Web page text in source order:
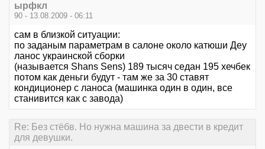
ырфкл
90 - 13.08.2009 - 06:11
сам в близкой ситуации:
по заданым параметрам в салоне около катюши Деу
ланос украинской сборки
(называется Shans Sens) 189 тысяч седан 195 хечбек
потом как деньги будут - там же за 30 ставят
кондиционер с ланоса (машинка один в один, все
станивится как с завода)
Re: Без стёбв. Но нужна машина за двести в кредит
для девушки.